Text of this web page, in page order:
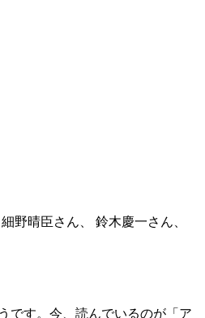
野晴臣さん、 鈴木慶一さん、
です。今、読んでいるのが「ア